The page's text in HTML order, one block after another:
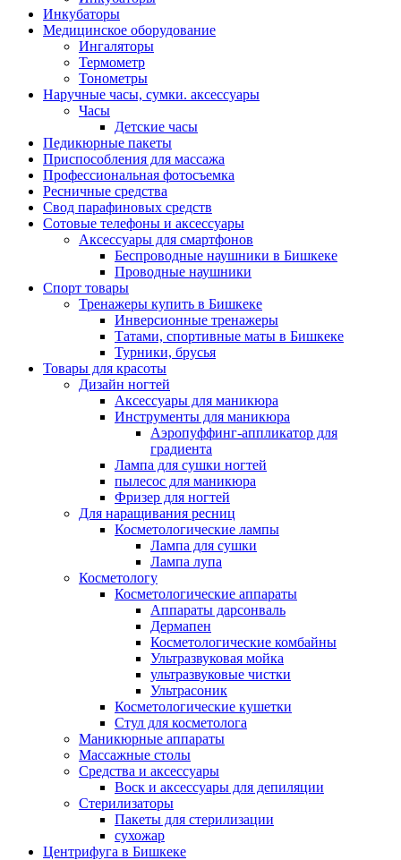
Инкубаторы
Медицинское оборудование
Ингаляторы
Термометр
Тонометры
Наручные часы, сумки. аксессуары
Часы
Детские часы
Педикюрные пакеты
Приспособления для массажа
Профессиональная фотосъемка
Ресничные средства
Свод парафиновых средств
Сотовые телефоны и аксессуары
Аксессуары для смартфонов
Беспроводные наушники в Бишкеке
Проводные наушники
Спорт товары
Тренажеры купить в Бишкеке
Инверсионные тренажеры
Татами, спортивные маты в Бишкеке
Турники, брусья
Товары для красоты
Дизайн ногтей
Аксессуары для маникюра
Инструменты для маникюра
Аэропуффинг-аппликатор для
градиента
Лампа для сушки ногтей
пылесос для маникюра
Фризер для ногтей
Для наращивания ресниц
Косметологические лампы
Лампа для сушки
Лампа лупа
Косметологу
Косметологические аппараты
Аппараты дарсонваль
Дермапен
Косметологические комбайны
Ультразвуковая мойка
ультразвуковые чистки
Ультрасоник
Косметологические кушетки
Стул для косметолога
Маникюрные аппараты
Массажные столы
Средства и аксессуары
Воск и аксессуары для депиляции
Стерилизаторы
Пакеты для стерилизации
сухожар
Центрифуга в Бишкеке